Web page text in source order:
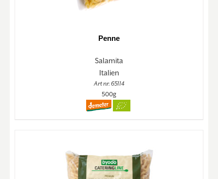
Penne
Salamita
Italien
Art nr. 65114
500g